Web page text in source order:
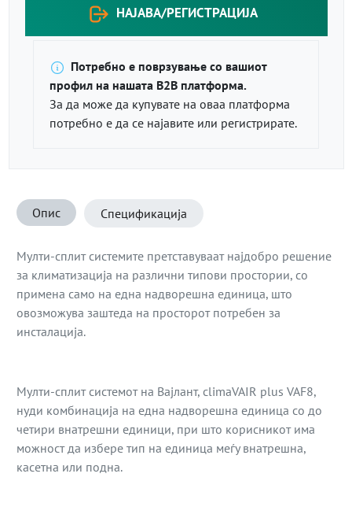
НАЈАВА/РЕГИСТРАЦИЈА
Потребно е поврзување со вашиот
профил на нашата B2B платформа.
За да може да купувате на оваа платформа
потребно е да се најавите или регистрирате.
Опис Спецификација
Мулти-сплит системите претставуваат најдобро решение
за климатизација на различни типови простории, со
примена само на една надворешна единица, што
овозможува заштеда на просторот потребен за
инсталација.
Мулти-сплит системот на Вајлант, climaVAIR plus VAF8,
нуди комбинација на една надворешна единица со до
четири внатрешни единици, при што корисникот има
можност да избере тип на единица меѓу внатрешна,
касетна или подна.